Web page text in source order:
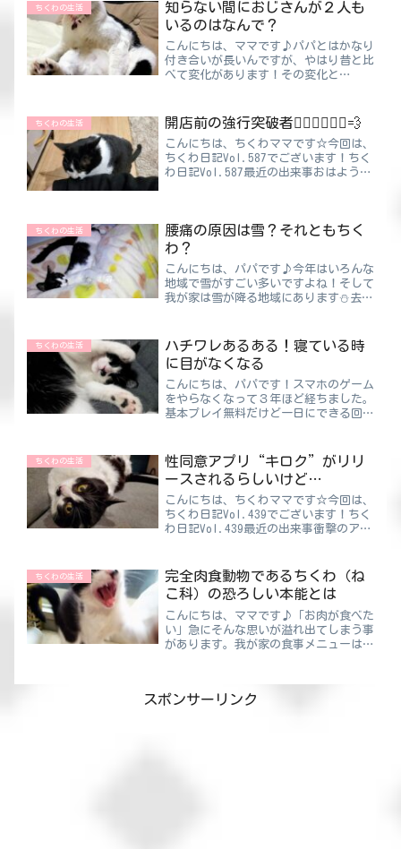
ちくわの生活
知らない間におじさんが２人も
いるのはなんで？
こんにちは、ママです♪パパとはかなり
付き合いが長いんですが、やはり昔と比
べて変化があります！その変化と
ね。ちくわママなぜ“おじさん化”する
のかママなりに考察していきたい...
ちくわの生活 開店前の強行突破者🏃🏻‍♀️🏃🏻‍♂️💨
こんにちは、ちくわママです☆今回は、
ちくわ日記Vol.587でございます！ちく
わ日記Vol.587最近の出来事おはようご
かけるお客様の驚...
ちくわの生活
腰痛の原因は雪？それともちく
わ？
こんにちは、パパです♪今年はいろんな
地域で雪がすごい多いですよね！そして
我が家は雪が降る地域にあります⛄去年
が、今年は十分すぎるほど積もっている
そうです。スノーボードが...
ちくわの生活
ハチワレあるある！寝ている時
に目がなくなる
こんにちは、パパです！スマホのゲーム
をやらなくなって３年ほど経ちました。
基本プレイ無料だけど一日にできる回数
す！やりだすとそういう所が気になって
しまい生活に支障をきたすの...
ちくわの生活
性同意アプリ“キロク”がリリ
ースされるらしいけど…
こんにちは、ちくわママです☆今回は、
ちくわ日記Vol.439でございます！ちく
わ日記Vol.439最近の出来事衝撃のアプ
リなんです😲性同意？それって一体な
んのアプリ？って...
ちくわの生活
完全肉食動物であるちくわ（ね
こ科）の恐ろしい本能とは
こんにちは、ママです♪「お肉が食べた
い」急にそんな思いが溢れ出てしまう事
があります。我が家の食事メニューはマ
るかもしれませんが 笑ちくわママ最近
パパがお肉が食べれられな...
スポンサーリンク